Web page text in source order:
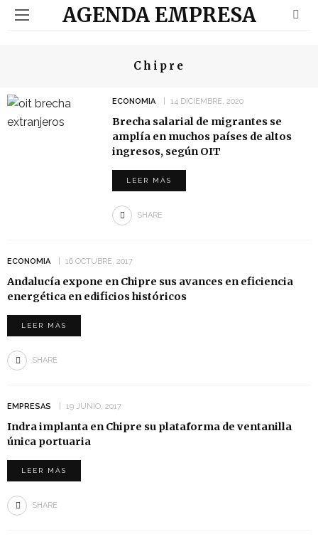
AGENDA EMPRESA
Chipre
ECONOMIA 14 DICIEMBRE, 2020
Brecha salarial de migrantes se
amplía en muchos países de altos
ingresos, según OIT
LEER MÁS
SHARE
ECONOMIA 16 OCTUBRE, 2017
Andalucía expone en Chipre sus avances en eficiencia
energética en edificios históricos
LEER MÁS
SHARE
EMPRESAS 19 JUNIO, 2017
Indra implanta en Chipre su plataforma de ventanilla
única portuaria
LEER MÁS
SHARE